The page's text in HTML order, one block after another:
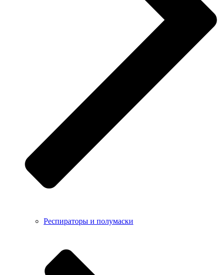
Респираторы и полумаски